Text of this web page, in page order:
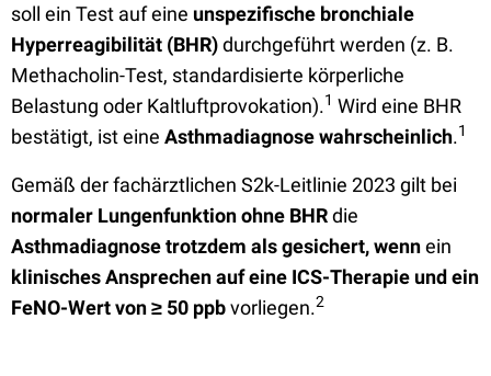
soll ein Test auf eine unspezifische bronchiale
Hyperreagibilität (BHR)durchgeführt werden (z. B.
Methacholin-Test, standardisierte körperliche
Belastung oder Kaltluftprovokation).1 Wird eine BHR
bestätigt, ist eine Asthmadiagnose wahrscheinlich.1
Gemäß der fachärztlichen S2k-Leitlinie 2023 gilt bei
normaler Lungenfunktion ohne BHRdie
Asthmadiagnose trotzdem als gesichert, wennein
klinisches Ansprechen auf eine ICS-Therapie und ein
FeNO-Wert von≥ 50 ppbvorliegen.2